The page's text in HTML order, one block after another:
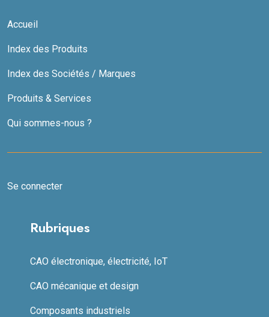
Accueil
Index des Produits
Index des Sociétés / Marques
Produits & Services
Qui sommes-nous ?
Se connecter
Rubriques
CAO électronique, électricité, IoT
CAO mécanique et design
Composants industriels